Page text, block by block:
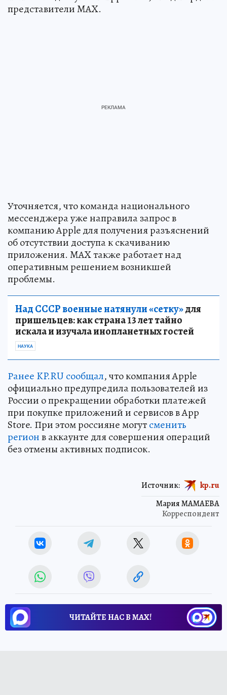
представители MAX.
Уточняется, что команда национального
мессенджера уже направила запрос в
компанию Apple для получения разъяснений
об отсутствии доступа к скачиванию
приложения. MAX также работает над
оперативным решением возникшей
проблемы.
Над СССР военные натянули «сетку»для
пришельцев: как страна 13 лет тайно
искала и изучала инопланетных гостей
НАУКА
Ранее KP.RU сообщал, что компания Apple
официально предупредила пользователей из
России о прекращении обработки платежей
при покупке приложений и сервисов в App
Store. При этом россияне могутсменить
регионв аккаунте для совершения операций
без отмены активных подписок.
Мария МАМАЕВА
Корреспондент
Источник: kp.ru
ЧИТАЙТЕ НАС В МАХ!